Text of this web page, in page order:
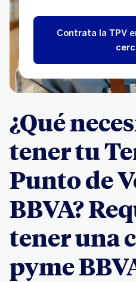
Contrata la TPV
¿Qué
tener tu
Punto de
BBVA?
tener una
pyme